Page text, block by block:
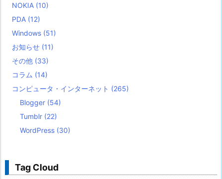
NOKIA (10)
PDA (12)
Windows (51)
お知らせ (11)
その他 (33)
コラム (14)
コンピュータ・インターネット (265)
Blogger (54)
Tumblr (22)
WordPress (30)
Tag Cloud